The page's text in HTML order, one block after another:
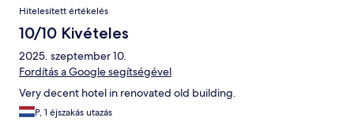
Hitelesített értékelés
10/10 Kivételes
2025. szeptember 10.
Fordítás a Google segítségével
Very decent hotel in renovated old building.
P, 1 éjszakás utazás